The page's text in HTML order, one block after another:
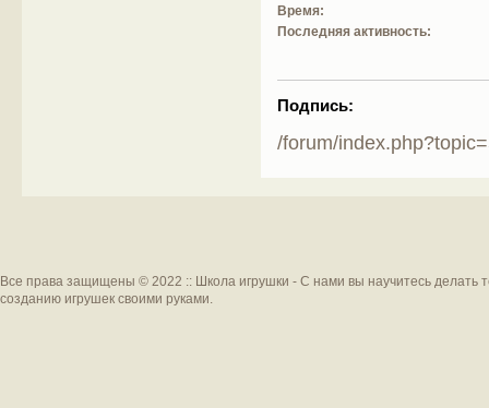
Время:
Последняя активность:
Подпись:
/forum/
Все права защищены © 2022 :: Школа игрушки - С нами вы научитесь делать
созданию игрушек своими руками.